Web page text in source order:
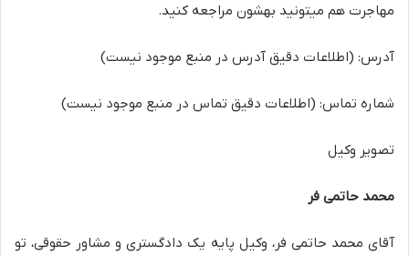
مهاجرت هم میتونید بهشون مراجعه کنید.
آدرس: (اطلاعات دقیق آدرس در منبع موجود نیست)
شماره تماس: (اطلاعات دقیق تماس در منبع موجود نیست)
تصویر وکیل
محمد حاتمی فر
آقای محمد حاتمی فر، وکیل پایه یک دادگستری و مشاور حقوقی، تو